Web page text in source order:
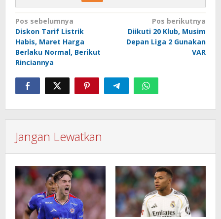
Navigasi
pos
Pos sebelumnya
Diskon Tarif Listrik
Habis, Maret Harga
Berlaku Normal, Berikut
Rinciannya
Pos berikutnya
Diikuti 20 Klub, Musim
Depan Liga 2 Gunakan
VAR
Jangan Lewatkan